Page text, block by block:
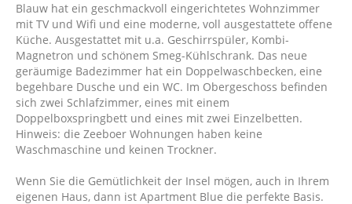
Blauw hat ein geschmackvoll eingerichtetes Wohnzimmer
mit TV und Wifi und eine moderne, voll ausgestattete offene
Küche. Ausgestattet mit u.a. Geschirrspüler, Kombi-
Magnetron und schönem Smeg-Kühlschrank. Das neue
geräumige Badezimmer hat ein Doppelwaschbecken, eine
begehbare Dusche und ein WC. Im Obergeschoss befinden
sich zwei Schlafzimmer, eines mit einem
Doppelboxspringbett und eines mit zwei Einzelbetten.
Hinweis: die Zeeboer Wohnungen haben keine
Waschmaschine und keinen Trockner.
Wenn Sie die Gemütlichkeit der Insel mögen, auch in Ihrem
eigenen Haus, dann ist Apartment Blue die perfekte Basis.